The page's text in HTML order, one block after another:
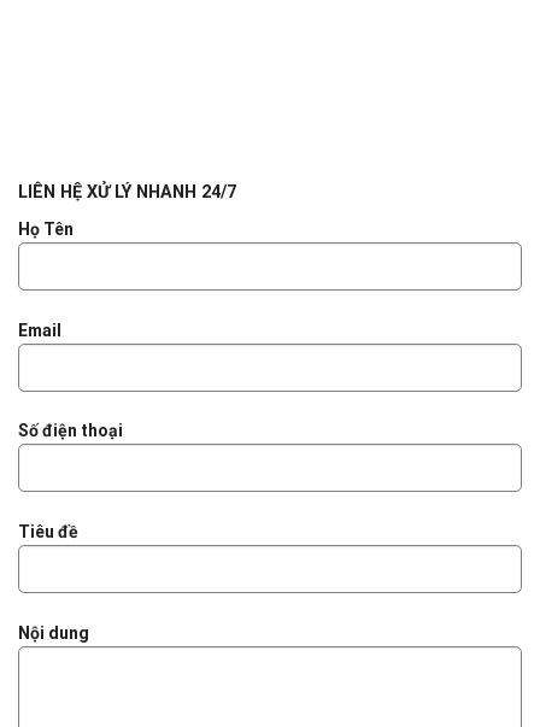
LIÊN HỆ XỬ LÝ NHANH 24/7
Họ Tên
Email
Số điện thoại
Tiêu đề
Nội dung